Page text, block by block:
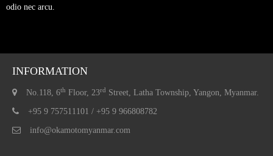
odio nec arcu.
INFORMATION
No.118, 6th Floor, 23rd Street, Latha Township, Yangon, Myanmar.
+95 9 757511101 / +95 9 966808782
info@okamotomyanmar.com